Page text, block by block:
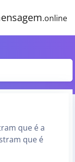
.online
que é a
que é